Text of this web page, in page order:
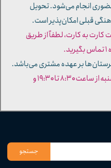
جستجو
انجام می‌شود. تحویل
قبلی امکان‌پذیر است.
کارت به کارت، لطفاً از طریق
بر عهده مشتری می‌باشد.
- ساعات کاری فروشگاه: شنبه تا چهارشنبه از ساعت ۸:۳۰ تا ۱۹:۳۰ و